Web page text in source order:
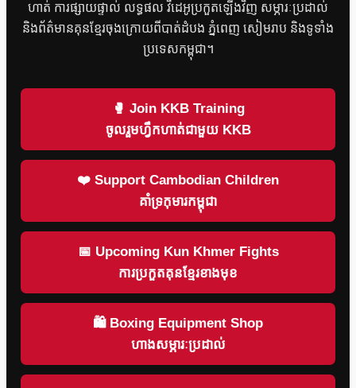
ហាត់ ការផ្សាយផ្ទាល់ លទ្ធផល វីដេអូប្រកួតឡើងវិញ សម្ភារៈប្រដាល់
និងព័ត៌មានគុនខ្មែរចុងក្រោយពីបាត់ដំបង ភ្នំពេញ សៀមរាប និងទូទាំង
ប្រទេសកម្ពុជា។
🥊 Join KKB Training
ចូលរួមហ្វឹកហាត់ជាមួយ KKB
❤️ Support Cambodian Children
គាំទ្រកុមារកម្ពុជា
📅 Upcoming Kun Khmer Fights
ការប្រកួតគុនខ្មែរខាងមុខ
🛍 Boxing Equipment Shop
ហាងសម្ភារៈប្រដាល់